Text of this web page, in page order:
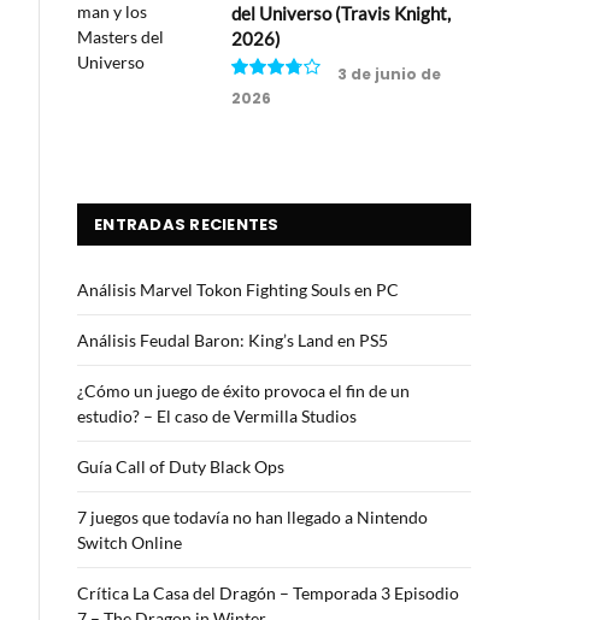
del Universo (Travis Knight,
2026)
7.5
3 de junio de
2026
ENTRADAS RECIENTES
Análisis Marvel Tokon Fighting Souls en PC
Análisis Feudal Baron: King’s Land en PS5
¿Cómo un juego de éxito provoca el fin de un
estudio? – El caso de Vermilla Studios
Guía Call of Duty Black Ops
7 juegos que todavía no han llegado a Nintendo
Switch Online
Crítica La Casa del Dragón – Temporada 3 Episodio